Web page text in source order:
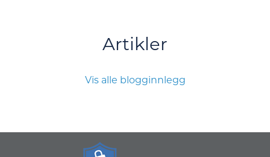
Artikler
Vis alle blogginnlegg